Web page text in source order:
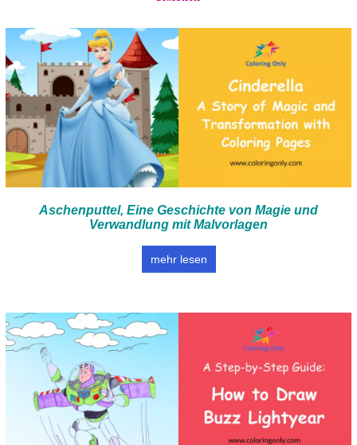
Aschenputtel, Eine Geschichte von Magie und
Verwandlung mit Malvorlagen
mehr lesen